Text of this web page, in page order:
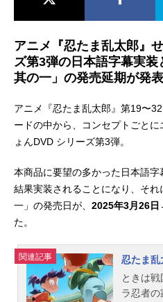
アニメ『忍たま乱太郎』
ズ第3弾の日本語字幕実
其の一」の発売延期が発表
アニメ『忍たま乱太郎』第19〜
ードの中から、コンセプトごと
ょんDVD シリーズ第3弾。
本商品に要望の多かった日本語
結果実装されることになり、そ
一」の発売日が、 2025年3月26
た。
関連記事
忍たま乱
ときは
ラ忍者